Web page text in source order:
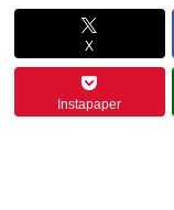
X
Instapaper